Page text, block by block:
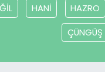
HANİ HAZRO
ÇÜNGÜŞ